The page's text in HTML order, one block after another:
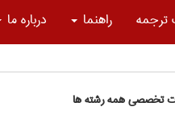
ترجمه راهنما درباره ما
تخصصی همه رشته ها